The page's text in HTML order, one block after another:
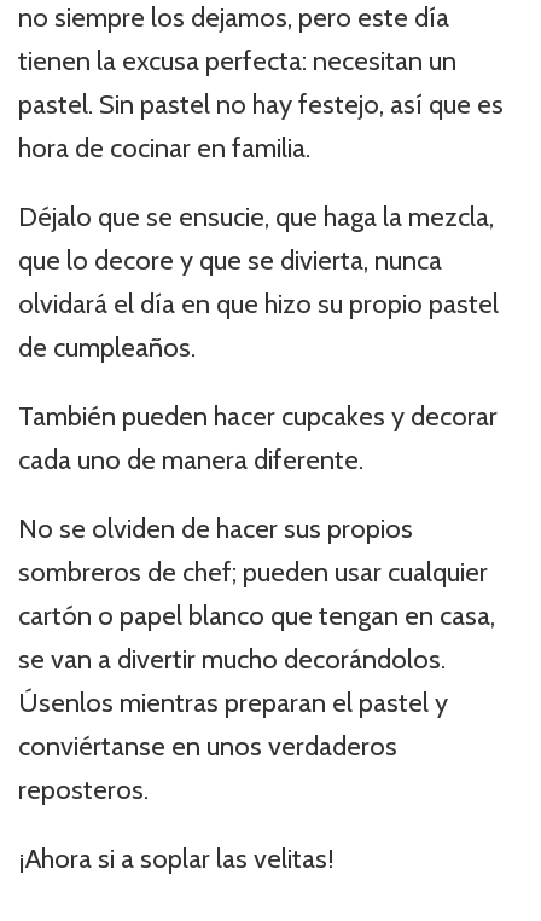
no siempre los dejamos, pero este día
tienen la excusa perfecta: necesitan un
pastel. Sin pastel no hay festejo, así que es
hora de cocinar en familia.
Déjalo que se ensucie, que haga la mezcla,
que lo decore y que se divierta, nunca
olvidará el día en que hizo su propio pastel
de cumpleaños.
También pueden hacer cupcakes y decorar
cada uno de manera diferente.
No se olviden de hacer sus propios
sombreros de chef; pueden usar cualquier
cartón o papel blanco que tengan en casa,
se van a divertir mucho decorándolos.
Úsenlos mientras preparan el pastel y
conviértanse en unos verdaderos
reposteros.
¡Ahora si a soplar las velitas!